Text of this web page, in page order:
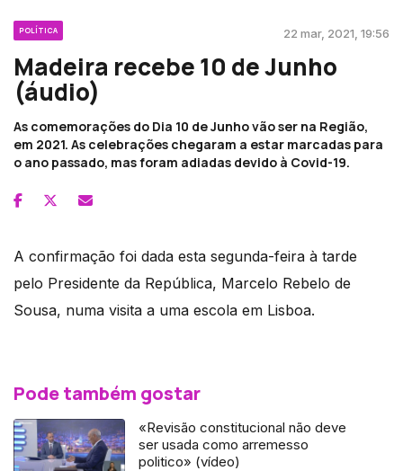
POLÍTICA 22 mar, 2021, 19:56
Madeira recebe 10 de Junho
(áudio)
As comemorações do Dia 10 de Junho vão ser na Região,
em 2021. As celebrações chegaram a estar marcadas para
o ano passado, mas foram adiadas devido à Covid-19.
A confirmação foi dada esta segunda-feira à tarde
pelo Presidente da República, Marcelo Rebelo de
Sousa, numa visita a uma escola em Lisboa.
Pode também gostar
«Revisão constitucional não deve
ser usada como arremesso
politico» (vídeo)